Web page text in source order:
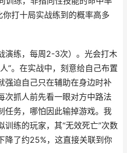
打十局实战练到的概率高多
演练，每周2-3次）。光会打木
”。在实战中，刻意给自己布置
强迫自己只在辅助在身边时补
次抓人前先看一眼对方中路法
任务，哪怕因此输掉游戏。我
练的玩家，其“无效死亡”次数
降了约25%，这直接关联到你